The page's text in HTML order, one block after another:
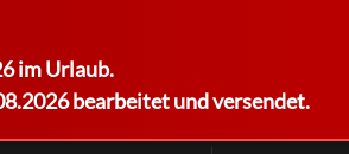
im Urlaub.
bearbeitet und versendet.